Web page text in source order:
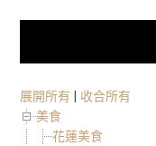
展開所有 | 收合所有
美食
花蓮美食